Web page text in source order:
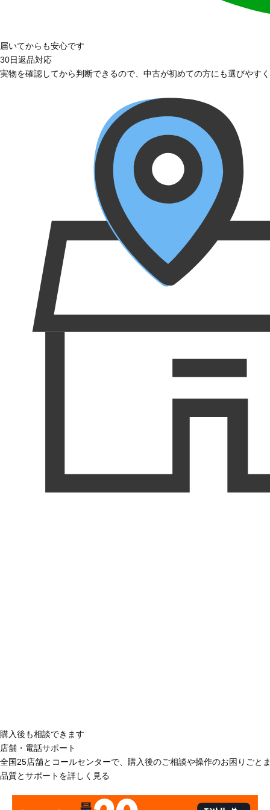
届いてからも安心です
30日返品対応
実物を確認してから判断できるので、中古が初めての方にも選びやす
購入後も相談できます
店舗・電話サポート
全国25店舗とコールセンターで、購入後のご相談や操作のお困りごと
品質とサポートを詳しく見る